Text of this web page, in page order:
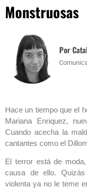
Monstruosas
Por
Hace un tiempo que el
Mariana Enriquez,
Cuando acecha la
cantantes como el
El terror está de
causa de ello.
violenta ya no le teme